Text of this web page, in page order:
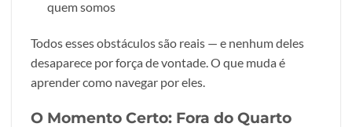
quem somos
Todos esses obstáculos são reais — e nenhum deles
desaparece por força de vontade. O que muda é
aprender como navegar por eles.
O Momento Certo: Fora do Quarto